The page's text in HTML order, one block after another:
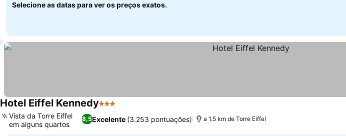
Selecione as datas para ver os preços exatos.
Hotel Eiffel Kennedy3 Estrelas
8,5Excelente (3.253 pontuações)
Vista da Torre Eiffel
em alguns quartos
a 1.5 km de Torre Eiffel